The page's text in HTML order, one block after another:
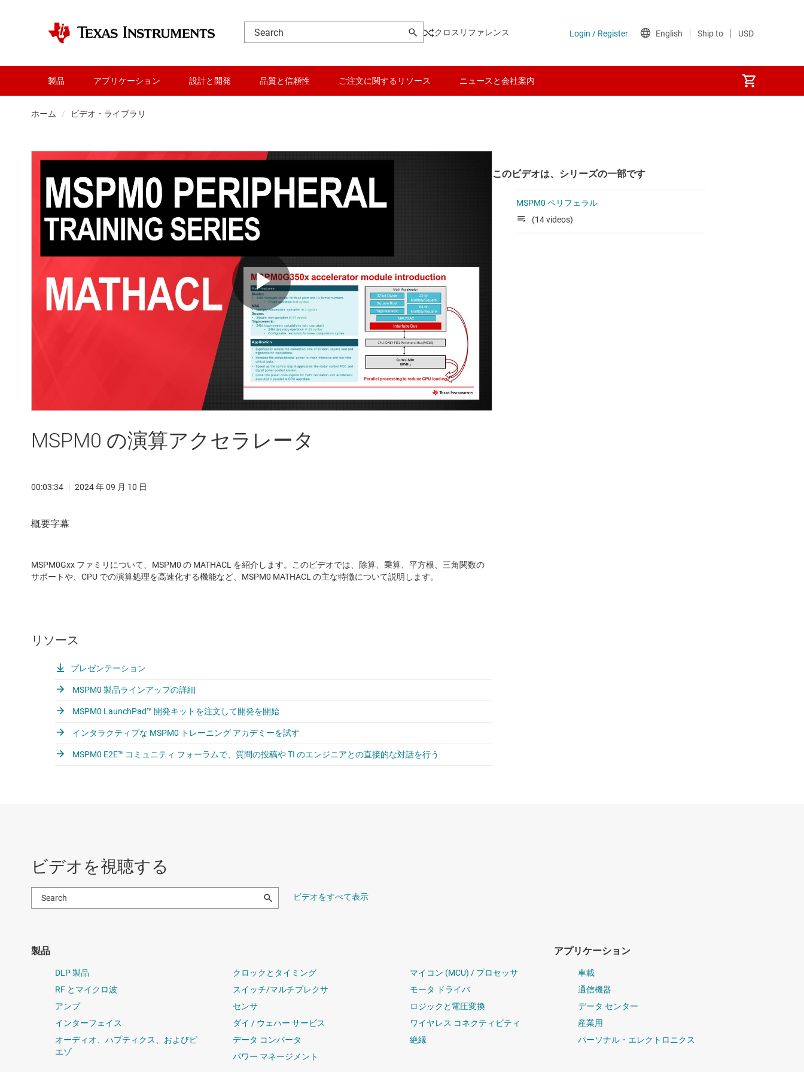
クロスリファレンス
製品 アプリケーション 設計と開発 品質と信頼性 ご注文に関するリソース ニュースと会社案内
ホーム ビデオ・ライブラリ
Play
Video
MSPM0 の演算アクセラレータ
00:03:34 | 2024 年 09 月 10 日
MSPM0Gxx ファミリについて、MSPM0 の MATHACL を紹介します。このビデオでは、除算、乗算、平方根、三角関数の
サポートや、CPU での演算処理を高速化する機能など、MSPM0 MATHACL の主な特徴について説明します。
リソース
プレゼンテーション
MSPM0 製品ラインアップの詳細
MSPM0 LaunchPad™ 開発キットを注文して開発を開始
インタラクティブな MSPM0 トレーニング アカデミーを試す
MSPM0 E2E™ コミュニティ フォーラムで、質問の投稿や TI のエンジニアとの直接的な対話を行う
このビデオは、シリーズの一部です
MSPM0 ペリフェラル
(14 videos)
ビデオを視聴する
ビデオをすべて表示
製品
DLP 製品
RF とマイクロ波
アンプ
インターフェイス
オーディオ、ハプティクス、およびピ
エゾ
クロックとタイミング
スイッチ/マルチプレクサ
センサ
ダイ / ウェハー サービス
データ コンバータ
パワー マネージメント
マイコン (MCU) / プロセッサ
モータ ドライバ
ロジックと電圧変換
ワイヤレス コネクティビティ
絶縁
アプリケーション
車載
通信機器
データ センター
産業用
パーソナル・エレクトロニクス